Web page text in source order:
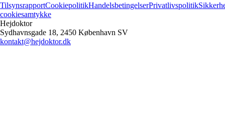
TilsynsrapportCookiepolitikHandelsbetingelserPrivatlivspolitik
cookiesamtykke
Hejdoktor
Sydhavnsgade 18, 2450 København SV
kontakt@hejdoktor.dk